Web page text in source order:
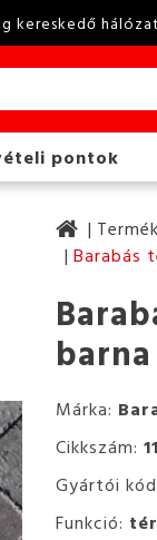
kereskedő
pontok
Barabás
Márka:
Cikkszám:
Gyártói
Funkció: